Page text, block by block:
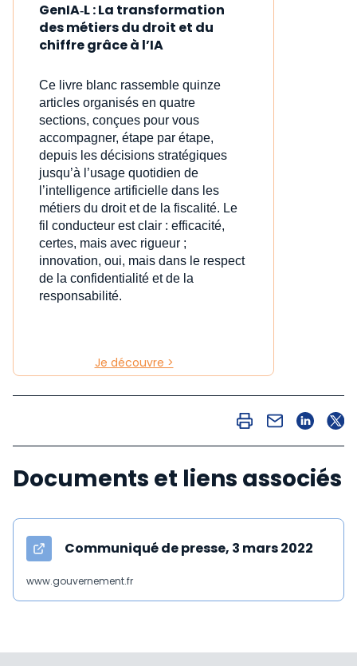
GenIA‑L : La transformation
des métiers du droit et du
chiffre grâce à l’IA
Ce livre blanc rassemble quinze
articles organisés en quatre
sections, conçues pour vous
accompagner, étape par étape,
depuis les décisions stratégiques
jusqu’à l’usage quotidien de
l’intelligence artificielle dans les
métiers du droit et de la fiscalité. Le
fil conducteur est clair : efficacité,
certes, mais avec rigueur ;
innovation, oui, mais dans le respect
de la confidentialité et de la
responsabilité.
Je découvre >
Documents et liens associés
Communiqué de presse, 3 mars 2022
www.gouvernement.fr